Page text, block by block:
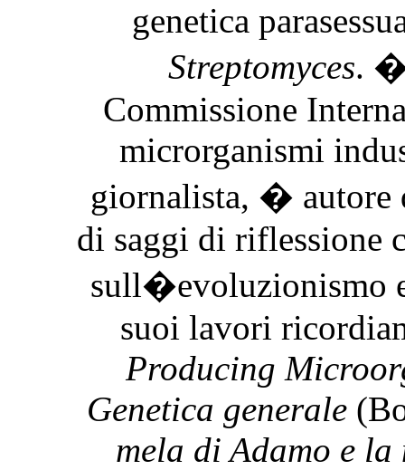
genetica
Streptomyces. �
Commissione
microrganismi
giornalista, � autore
di saggi di riflessione
sull�evoluzionismo
suoi lavori
Producing
Genetica generale
mela di Adamo e